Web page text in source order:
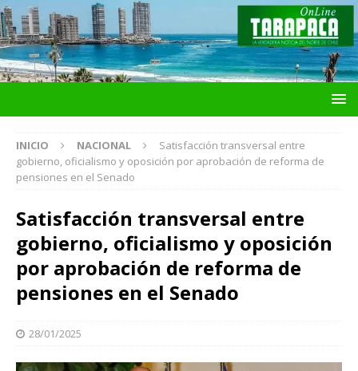
INICIO NACIONAL
Satisfacción transversal entre
gobierno, oficialismo y oposición por aprobación de reforma de
pensiones en el Senado
Satisfacción transversal entre
gobierno, oficialismo y oposición
por aprobación de reforma de
pensiones en el Senado
28/01/2025